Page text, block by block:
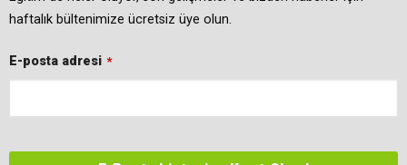
haftalık bültenimize ücretsiz üye olun.
E-posta adresi *